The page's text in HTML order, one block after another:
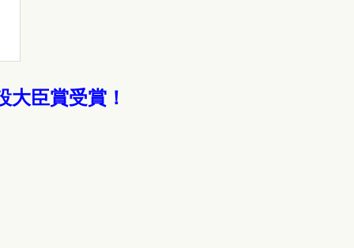
大臣賞受賞！